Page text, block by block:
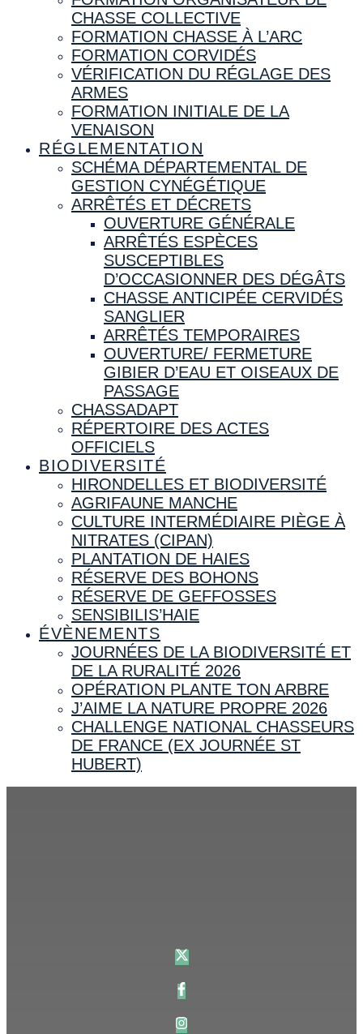
CHASSE COLLECTIVE
FORMATION CHASSE À L’ARC
FORMATION CORVIDÉS
VÉRIFICATION DU RÉGLAGE DES
ARMES
FORMATION INITIALE DE LA
VENAISON
RÉGLEMENTATION
SCHÉMA DÉPARTEMENTAL DE
GESTION CYNÉGÉTIQUE
ARRÊTÉS ET DÉCRETS
OUVERTURE GÉNÉRALE
ARRÊTÉS ESPÈCES
SUSCEPTIBLES
D’OCCASIONNER DES DÉGÂTS
CHASSE ANTICIPÉE CERVIDÉS
SANGLIER
ARRÊTÉS TEMPORAIRES
OUVERTURE/ FERMETURE
GIBIER D’EAU ET OISEAUX DE
PASSAGE
CHASSADAPT
RÉPERTOIRE DES ACTES
OFFICIELS
BIODIVERSITÉ
HIRONDELLES ET BIODIVERSITÉ
AGRIFAUNE MANCHE
CULTURE INTERMÉDIAIRE PIÈGE À
NITRATES (CIPAN)
PLANTATION DE HAIES
RÉSERVE DES BOHONS
RÉSERVE DE GEFFOSSES
SENSIBILIS’HAIE
ÉVÈNEMENTS
JOURNÉES DE LA BIODIVERSITÉ ET
DE LA RURALITÉ 2026
OPÉRATION PLANTE TON ARBRE
J’AIME LA NATURE PROPRE 2026
CHALLENGE NATIONAL CHASSEURS
DE FRANCE (EX JOURNÉE ST
HUBERT)